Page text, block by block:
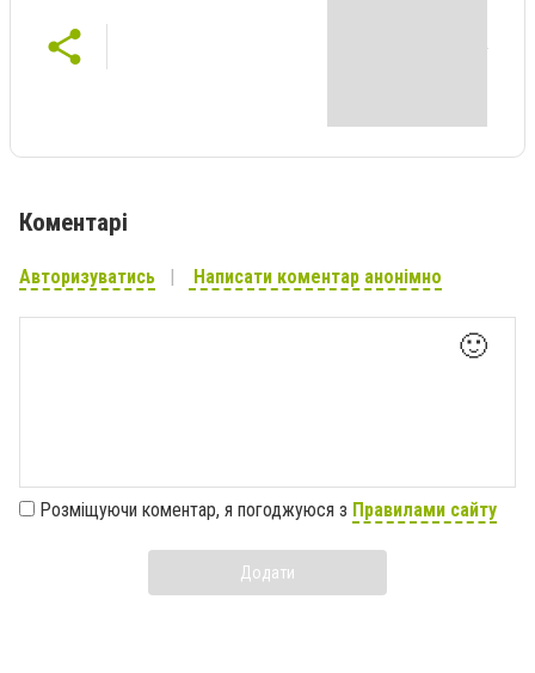
Коментарі
Авторизуватись Написати коментар анонімно
🙂
Розміщуючи коментар, я погоджуюся з Правилами сайту
Додати